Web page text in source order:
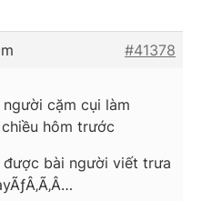
#41378
cặm cụi làm
hôm trước
được bài người viết trưa